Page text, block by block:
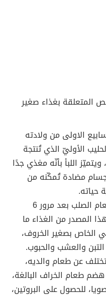
المتعلقة بغذاء صغير
الاولى من ولادته
الأوليّ الذي تُنتجة
اللبأ بأنّه مغذي جدًا
مضادة تُمكّنه من
حياته.
يبدأ صغير الخروف بتناول الطعام الصلب بعد مرور 6
المصدر من الغذاء ما
الخاص بصغير الخروف،
والعشب والحبوب.
عن طعام والديه،
طعام الخراف البالغة،
للحصول على البروتين،